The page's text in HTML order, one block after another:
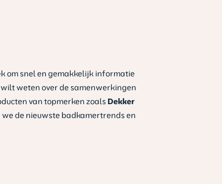
om snel en gemakkelijk informatie
weten over de samenwerkingen
van topmerken zoals Dekker
de nieuwste badkamertrends en